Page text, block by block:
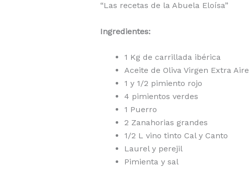
“Las recetas de la Abuela Eloísa”
Ingredientes:
1 Kg de carrillada ibérica
Aceite de Oliva Virgen Extra
1 y 1/2 pimiento rojo
4 pimientos verdes
1 Puerro
2 Zanahorias grandes
1/2 L vino tinto Cal y Canto
Laurel y perejil
Pimienta y sal